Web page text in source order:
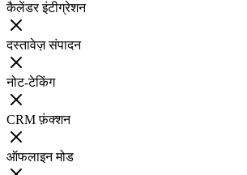
कैलेंडर इंटीग्रेशन
दस्तावेज़ संपादन
नोट-टेकिंग
CRM फ़ंक्शन
ऑफलाइन मोड